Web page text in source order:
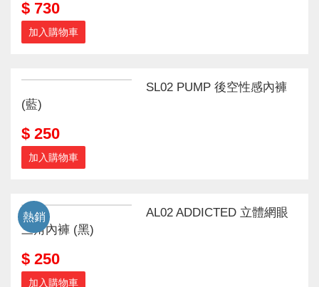
$ 730
加入購物車
SL02 PUMP 後空性感內褲
(藍)
$ 250
加入購物車
AL02 ADDICTED 立體網眼
三角內褲 (黑)
$ 250
加入購物車
熱銷